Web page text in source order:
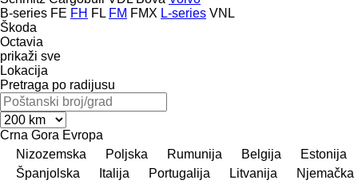
B-series FE FH FL FM FMX L-series VNL
Škoda
Octavia
prikaži sve
Lokacija
Pretraga po radijusu
Crna Gora Evropa
Nizozemska
Poljska Rumunija Belgija
Estonija
Španjolska
Italija Portugalija Litvanija
Njemačka